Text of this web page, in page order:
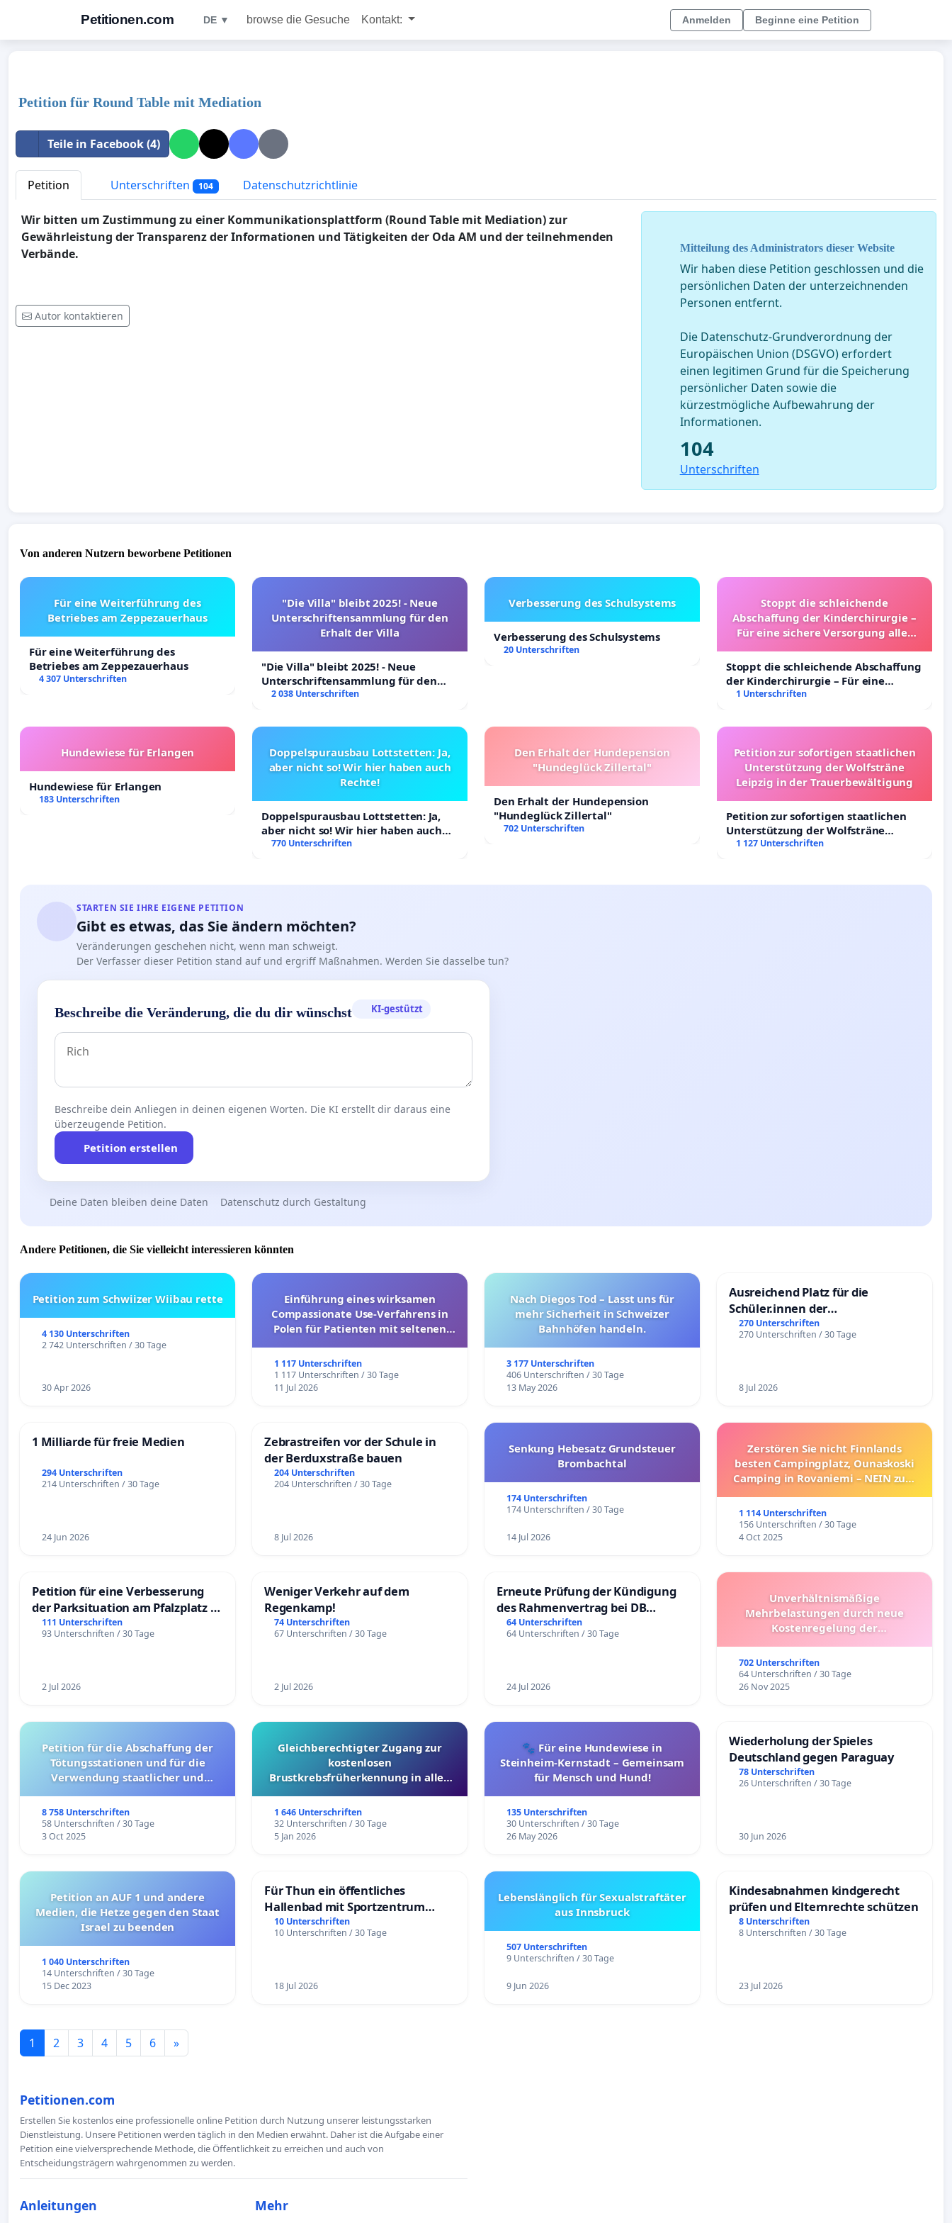
Petitionen.com DE ▼ browse die Gesuche Kontakt: Anmelden Beginne eine Petition
Petition für Round Table mit Mediation
Teile in Facebook (4)
Petition Unterschriften 104 Datenschutzrichtlinie
Wir bitten um Zustimmung zu einer Kommunikationsplattform (Round Table mit Mediation) zur
Gewährleistung der Transparenz der Informationen und Tätigkeiten der Oda AM und der teilnehmenden
Verbände.
Autor kontaktieren
Mitteilung des Administrators dieser Website
Wir haben diese Petition geschlossen und die
persönlichen Daten der unterzeichnenden
Personen entfernt.
Die Datenschutz-Grundverordnung der
Europäischen Union (DSGVO) erfordert
einen legitimen Grund für die Speicherung
persönlicher Daten sowie die
kürzestmögliche Aufbewahrung der
Informationen.
104
Unterschriften
Von anderen Nutzern beworbene Petitionen
Für eine Weiterführung des
Betriebes am Zeppezauerhaus
Für eine Weiterführung des
Betriebes am Zeppezauerhaus
4 307 Unterschriften
"Die Villa" bleibt 2025! - Neue
Unterschriftensammlung für den
Erhalt der Villa
"Die Villa" bleibt 2025! - Neue
Unterschriftensammlung für den
Erhalt der Villa
2 038 Unterschriften
Verbesserung des Schulsystems
Verbesserung des Schulsystems
20 Unterschriften
Stoppt die schleichende
Abschaffung der Kinderchirurgie –
Für eine sichere Versorgung aller
Stoppt die schleichende Abschaffung
der Kinderchirurgie – Für eine
sichere Versorgung aller Kinder in
1 Unterschriften
Hundewiese für Erlangen
Hundewiese für Erlangen
183 Unterschriften
Doppelspurausbau Lottstetten: Ja,
aber nicht so! Wir hier haben auch
Rechte!
Doppelspurausbau Lottstetten: Ja,
aber nicht so! Wir hier haben auch
Rechte!
770 Unterschriften
Den Erhalt der Hundepension
"Hundeglück Zillertal"
Den Erhalt der Hundepension
"Hundeglück Zillertal"
702 Unterschriften
Petition zur sofortigen staatlichen
Unterstützung der Wolfsträne
Leipzig in der Trauerbewältigung
Petition zur sofortigen staatlichen
Unterstützung der Wolfsträne
Leipzig in der Trauerbewältigung
1 127 Unterschriften
STARTEN SIE IHRE EIGENE PETITION
Gibt es etwas, das Sie ändern möchten?
Veränderungen geschehen nicht, wenn man schweigt.
Der Verfasser dieser Petition stand auf und ergriff Maßnahmen. Werden Sie dasselbe tun?
Beschreibe die Veränderung, die du dir wünschst KI-gestützt
Beschreibe dein Anliegen in deinen eigenen Worten. Die KI erstellt dir daraus eine
überzeugende Petition.
Petition erstellen
Deine Daten bleiben deine Daten Datenschutz durch Gestaltung
Andere Petitionen, die Sie vielleicht interessieren könnten
Petition zum Schwiizer Wiibau rette
4 130 Unterschriften
2 742 Unterschriften / 30 Tage
30 Apr 2026
Einführung eines wirksamen
Compassionate Use-Verfahrens in
Polen für Patienten mit seltenen
1 117 Unterschriften
1 117 Unterschriften / 30 Tage
11 Jul 2026
Nach Diegos Tod – Lasst uns für
mehr Sicherheit in Schweizer
Bahnhöfen handeln.
3 177 Unterschriften
406 Unterschriften / 30 Tage
13 May 2026
Ausreichend Platz für die
Schüler.innen der
Schönbergschule
270 Unterschriften
270 Unterschriften / 30 Tage
8 Jul 2026
1 Milliarde für freie Medien
294 Unterschriften
214 Unterschriften / 30 Tage
24 Jun 2026
Zebrastreifen vor der Schule in
der Berduxstraße bauen
204 Unterschriften
204 Unterschriften / 30 Tage
8 Jul 2026
Senkung Hebesatz Grundsteuer
Brombachtal
174 Unterschriften
174 Unterschriften / 30 Tage
14 Jul 2026
Zerstören Sie nicht Finnlands
besten Campingplatz, Ounaskoski
Camping in Rovaniemi – NEIN zum
1 114 Unterschriften
156 Unterschriften / 30 Tage
4 Oct 2025
Petition für eine Verbesserung
der Parksituation am Pfalzplatz in
Mannheim
111 Unterschriften
93 Unterschriften / 30 Tage
2 Jul 2026
Weniger Verkehr auf dem
Regenkamp!
74 Unterschriften
67 Unterschriften / 30 Tage
2 Jul 2026
Erneute Prüfung der Kündigung
des Rahmenvertrag bei DB
Fahrwegdienste Gmbh
64 Unterschriften
64 Unterschriften / 30 Tage
24 Jul 2026
Unverhältnismäßige
Mehrbelastungen durch neue
Kostenregelung der
Überprüfung und Alternativen
702 Unterschriften
64 Unterschriften / 30 Tage
26 Nov 2025
Petition für die Abschaffung der
Tötungsstationen und für die
Verwendung staatlicher und
8 758 Unterschriften
58 Unterschriften / 30 Tage
3 Oct 2025
Gleichberechtigter Zugang zur
kostenlosen
Brustkrebsfrüherkennung in allen
1 646 Unterschriften
32 Unterschriften / 30 Tage
5 Jan 2026
🐾 Für eine Hundewiese in
Steinheim-Kernstadt – Gemeinsam
für Mensch und Hund!
135 Unterschriften
30 Unterschriften / 30 Tage
26 May 2026
Wiederholung der Spieles
Deutschland gegen Paraguay
78 Unterschriften
26 Unterschriften / 30 Tage
30 Jun 2026
Petition an AUF 1 und andere
Medien, die Hetze gegen den Staat
Israel zu beenden
1 040 Unterschriften
14 Unterschriften / 30 Tage
15 Dec 2023
Für Thun ein öffentliches
Hallenbad mit Sportzentrum
schaffen
10 Unterschriften
10 Unterschriften / 30 Tage
18 Jul 2026
Lebenslänglich für Sexualstraftäter
aus Innsbruck
507 Unterschriften
9 Unterschriften / 30 Tage
9 Jun 2026
Kindesabnahmen kindgerecht
prüfen und Elternrechte schützen
8 Unterschriften
8 Unterschriften / 30 Tage
23 Jul 2026
1 2 3 4 5 6 »
Petitionen.com
Erstellen Sie kostenlos eine professionelle online Petition durch Nutzung unserer leistungsstarken
Dienstleistung. Unsere Petitionen werden täglich in den Medien erwähnt. Daher ist die Aufgabe einer
Petition eine vielversprechende Methode, die Öffentlichkeit zu erreichen und auch von
Entscheidungsträgern wahrgenommen zu werden.
Anleitungen Mehr